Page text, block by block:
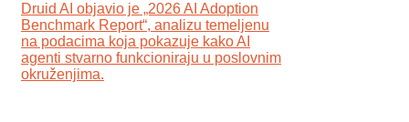
Druid AI objavio je „2026 AI Adoption
Benchmark Report“, analizu temeljenu
na podacima koja pokazuje kako AI
agenti stvarno funkcioniraju u poslovnim
okruženjima.